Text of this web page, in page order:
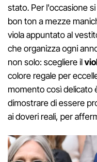
stato. Per l'occasione
bon ton a mezze
viola appuntato al
che organizza ogni
non solo: scegliere il
colore regale per
momento così delicato
dimostrare di essere
ai doveri reali, per